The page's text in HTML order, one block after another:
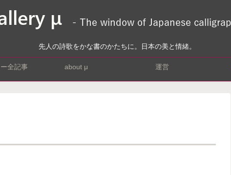
先人の詩歌をかな書のかたちに。日本の美と情緒。
全記事 about μ 運営